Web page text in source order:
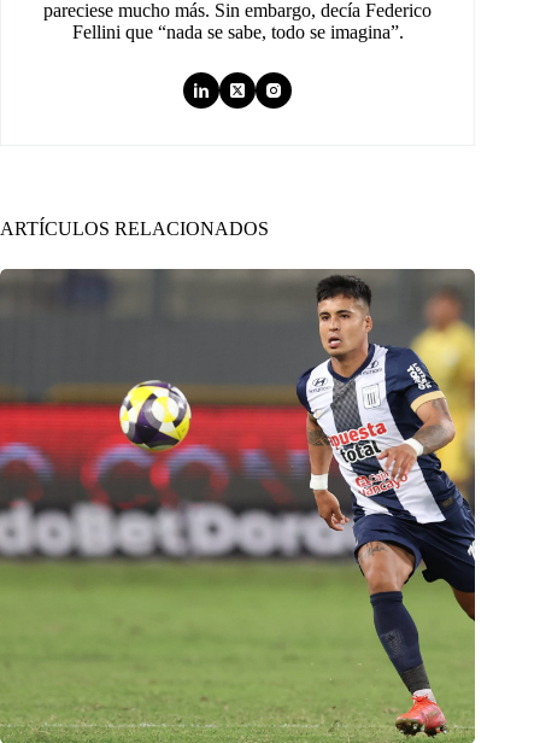
pareciese mucho más. Sin embargo, decía Federico
Fellini que “nada se sabe, todo se imagina”.
ARTÍCULOS RELACIONADOS